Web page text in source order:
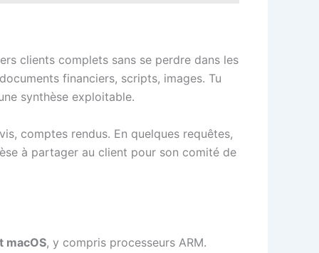
clients complets sans se perdre dans les
financiers, scripts, images. Tu
synthèse exploitable.
comptes rendus. En quelques requêtes,
à partager au client pour son comité de
macOS, y compris processeurs ARM.